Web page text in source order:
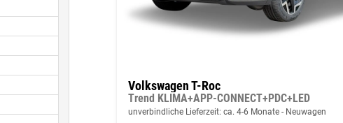
Volkswagen T-Roc
Trend KLIMA+APP-CONNECT+PDC+LED
unverbindliche Lieferzeit: ca. 4-6 Monate Neuwagen